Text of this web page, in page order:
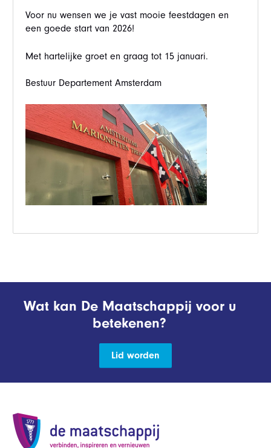
Voor nu wensen we je vast mooie feestdagen en
een goede start van 2026!
Met hartelijke groet en graag tot 15 januari.
Bestuur Departement Amsterdam
Wat kan De Maatschappij voor u
betekenen?
Lid worden